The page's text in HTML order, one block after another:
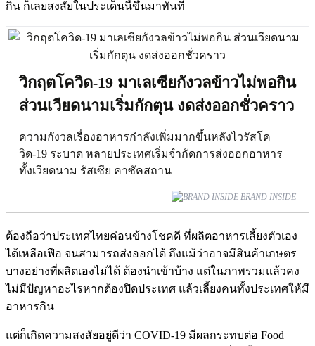
กิน ก็เลยสงสัยในประเด็นนี้ขึ้นมาทันที
วิกฤตโควิด-19 มาเลเซียกังวลข้าวไม่พอกิน
ส่วนเวียดนามเริ่มกักตุน งดส่งออกชั่วคราว
ความกังวลเรื่องอาหารกำลังเพิ่มมากขึ้นหลังไวรัสโค
วิด-19 ระบาด หลายประเทศเริ่มจำกัดการส่งออกอาหาร
ทั้งเวียดนาม รัสเซีย คาซัคสถาน
BRAND INSIDE
ต้องถือว่าประเทศไทยค่อนข้างโชคดี ที่ผลิตอาหารเลี้ยงตัวเอง
ได้เหลือเฟือ จนสามารถส่งออกได้ ถึงแม้ว่าอาจมีสินค้าเกษตร
บางอย่างที่ผลิตเองไม่ได้ ต้องนำเข้าบ้าง แต่ในภาพรวมแล้วคง
ไม่มีปัญหาอะไรหากต้องปิดประเทศ แล้วเลี้ยงคนทั้งประเทศให้มี
อาหารกิน
แต่ก็เกิดความสงสัยอยู่ดีว่า COVID-19 มีผลกระทบต่อ Food